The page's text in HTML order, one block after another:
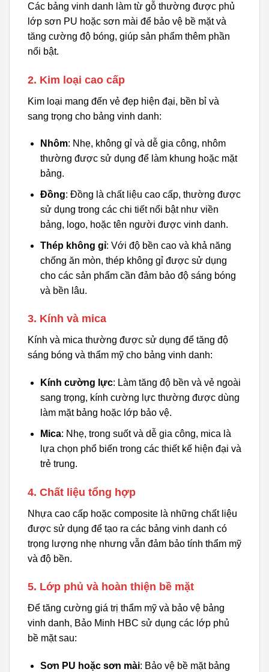
Các bảng vinh danh làm từ gỗ thường được phủ
lớp sơn PU hoặc sơn mài để bảo vệ bề mặt và
tăng cường độ bóng, giúp sản phẩm thêm phần
nổi bật.
2. Kim loại cao cấp
Kim loại mang đến vẻ đẹp hiện đại, bền bỉ và
sang trọng cho bảng vinh danh:
Nhôm: Nhẹ, không gỉ và dễ gia công, nhôm
thường được sử dụng để làm khung hoặc mặt
bảng.
Đồng: Đồng là chất liệu cao cấp, thường được
sử dụng trong các chi tiết nổi bật như viền
bảng, logo, hoặc tên người được vinh danh.
Thép không gỉ: Với độ bền cao và khả năng
chống ăn mòn, thép không gỉ được sử dụng
cho các sản phẩm cần đảm bảo độ sáng bóng
và bền lâu.
3. Kính và mica
Kính và mica thường được sử dụng để tăng độ
sáng bóng và thẩm mỹ cho bảng vinh danh:
Kính cường lực: Làm tăng độ bền và vẻ ngoài
sang trọng, kính cường lực thường được dùng
làm mặt bảng hoặc lớp bảo vệ.
Mica: Nhẹ, trong suốt và dễ gia công, mica là
lựa chọn phổ biến trong các thiết kế hiện đại và
trẻ trung.
4. Chất liệu tổng hợp
Nhựa cao cấp hoặc composite là những chất liệu
được sử dụng để tạo ra các bảng vinh danh có
trọng lượng nhẹ nhưng vẫn đảm bảo tính thẩm mỹ
và độ bền.
5. Lớp phủ và hoàn thiện bề mặt
Để tăng cường giá trị thẩm mỹ và bảo vệ bảng
vinh danh, Bảo Minh HBC sử dụng các lớp phủ
bề mặt sau:
Sơn PU hoặc sơn mài: Bảo vệ bề mặt bảng